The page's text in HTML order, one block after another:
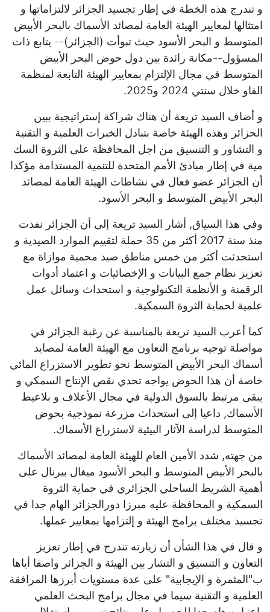
و تندرج هذه الخطة في إطار تجسيد الجزائر لالتزاماتها و
امتثالها لمعايير الهيئة العامة لمصائد الأسماك بالبحر الأبيض
المتوسط و البحر الأسود حيث تبوأت (الجزائر)-- يتابع ذات
المسؤول--مكانة رائدة بين دول حوض البحر الأبيض
المتوسط في مجال الإلتزام بمعايير الهيئة التابعة لمنظمة
الفاو خلال سنتي 2024 و2025.
و أضاف السيد تريعة أن هناك شراكة إستراتيجية ببين
الحزائر وهذه الهيئة خاصة بتبادل الخبرات العلمية و التقنية
و التشاور و التنسيق من اجل المحافظة على الثروة السك
مية في إطار مبادئ الأمم المتحدة للتنمية المستدامة مؤكدا
أن الجزائر عضو فعال في نشاطات الهيئة العامة لمصائد
البحر الأبيض المتوسط و البحر الأسود.
وفي هذا السياق, أشار السيد تريعة إلى أن الجزائر نفذت
منذ سنة 2017 أكثر من 35 حملة لتقييم الموارد الصيدية و
استحدثت أكثر من خمس مناطق صيد محمية موازاة مع
تعزيز نظام جمع البيانات و الإخصائيات و اعتماد أدوات
الرقمنة و الأنظمة التكنولوجية و استحداث وسائل عمل
علمية لحماية الثروة السمكية.
كما أعرب السيد تريعة بالمناسبة عن رغبة الجزائر في
مواصلة توجيه برنامج التعاون مع الهيئة العامة لمصايد
أسماك البحر الأبيض المتوسط نحو تطوير الاستزراع المائي
خاصة أن هذا الحوض يواجه تحدي نقص الإنتاج السمكي و
يبقى مرتبط بالسوق الدولية في مجال الأعلاف و بلاعيط
الأسماك, داعيا إلى استحداث مزرعة نموذجية بحوض
المتوسط لدراسة الآثار البيئية لاستزراع الأسماك.
من جهته, شدد الأمين العام للهيئة العامة لمصائد الأسماك
بالبحر الأبيض المتوسط و البحر الأسود ميغال بيرنال على
أهمية الشريط الساحلي الجزائري في حماية الثروة
السمكية و المحافظة عليه مبرزا دورالجزائر الهام جدا في
تجسيد مختلف برامج الهيئة و إلتزامها بمعايير عملها.
و قال في هذا الشأن أن زيارته تندرج في إطار تعزيز
التعاون و التنسيق و التشار بين الهيئة و الجزائر واصفا أياها
ب"المثمرة و الإيجابية" على عدة مستويات أبرزها المرافقة
العلمية و التقنية سيما في مجال برامج البحث العلمي